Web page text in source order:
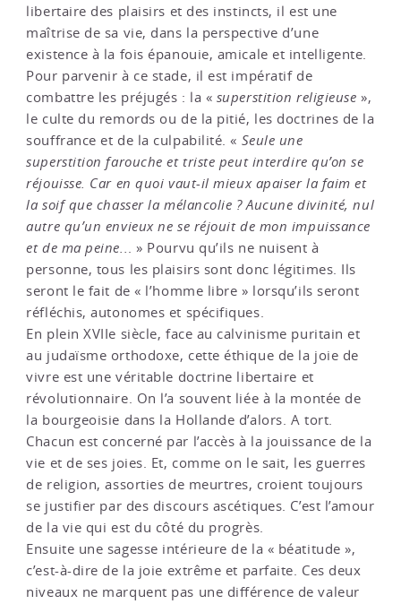
libertaire des plaisirs et des instincts, il est une
maîtrise de sa vie, dans la perspective d’une
existence à la fois épanouie, amicale et intelligente.
Pour parvenir à ce stade, il est impératif de
combattre les préjugés : la « superstition religieuse »,
le culte du remords ou de la pitié, les doctrines de la
souffrance et de la culpabilité. « Seule une
superstition farouche et triste peut interdire qu’on se
réjouisse. Car en quoi vaut-il mieux apaiser la faim et
la soif que chasser la mélancolie ? Aucune divinité, nul
autre qu’un envieux ne se réjouit de mon impuissance
et de ma peine... » Pourvu qu’ils ne nuisent à
personne, tous les plaisirs sont donc légitimes. Ils
seront le fait de « l’homme libre » lorsqu’ils seront
réfléchis, autonomes et spécifiques.
En plein XVIIe siècle, face au calvinisme puritain et
au judaïsme orthodoxe, cette éthique de la joie de
vivre est une véritable doctrine libertaire et
révolutionnaire. On l’a souvent liée à la montée de
la bourgeoisie dans la Hollande d’alors. A tort.
Chacun est concerné par l’accès à la jouissance de la
vie et de ses joies. Et, comme on le sait, les guerres
de religion, assorties de meurtres, croient toujours
se justifier par des discours ascétiques. C’est l’amour
de la vie qui est du côté du progrès.
Ensuite une sagesse intérieure de la « béatitude »,
c’est-à-dire de la joie extrême et parfaite. Ces deux
niveaux ne marquent pas une différence de valeur